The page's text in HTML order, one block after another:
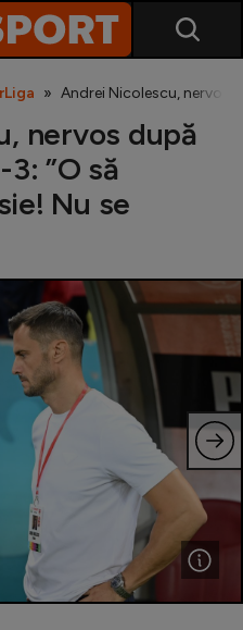
Andrei Nicolescu, nervos
nervos după
”O să
Nu se